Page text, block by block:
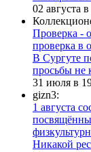
02 августа
Проверка -
проверка в
В Сургуте
просьбы не
31 июля в
gizn3:
1 августа
​Никакой